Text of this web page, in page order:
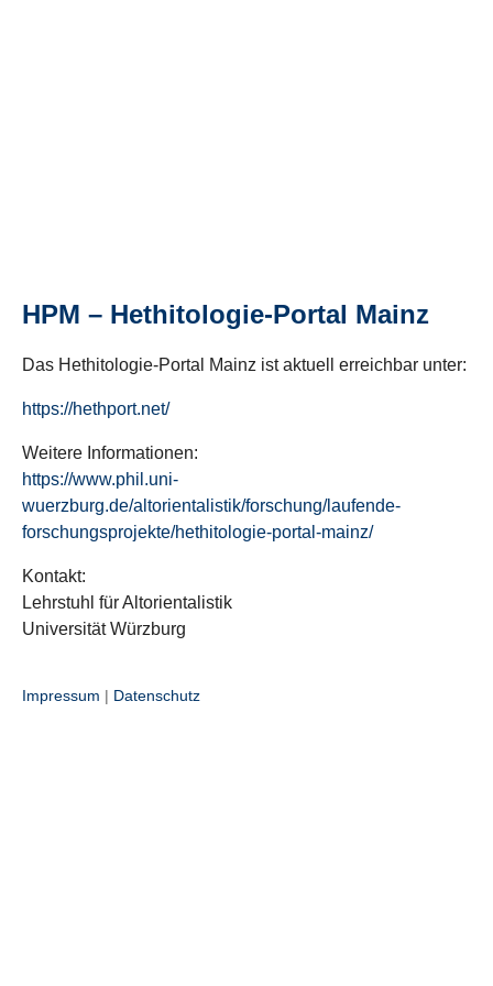
HPM – Hethitologie-Portal Mainz
Das Hethitologie-Portal Mainz ist aktuell erreichbar unter:
https://hethport.net/
Weitere Informationen:
https://www.phil.uni-
wuerzburg.de/altorientalistik/forschung/laufende-
forschungsprojekte/hethitologie-portal-mainz/
Kontakt:
Lehrstuhl für Altorientalistik
Universität Würzburg
Impressum | Datenschutz